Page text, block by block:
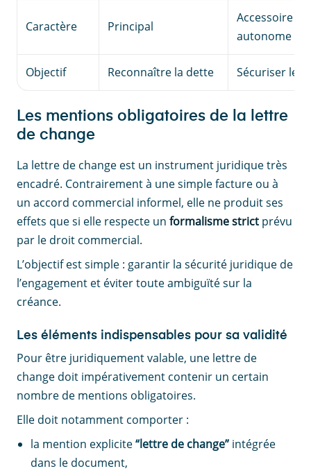
Caractère Principal
Accessoire
autonome
Objectif Reconnaître la dette Sécuriser le
Les mentions obligatoires de la lettre
de change
La lettre de change est un instrument juridique très
encadré. Contrairement à une simple facture ou à
un accord commercial informel, elle ne produit ses
effets que si elle respecte un formalisme strict prévu
par le droit commercial.
L’objectif est simple : garantir la sécurité juridique de
l’engagement et éviter toute ambiguïté sur la
créance.
Les éléments indispensables pour sa validité
Pour être juridiquement valable, une lettre de
change doit impérativement contenir un certain
nombre de mentions obligatoires.
Elle doit notamment comporter :
la mention explicite“lettre de change” intégrée
dans le document,